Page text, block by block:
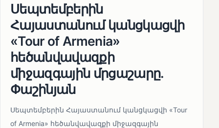
Սեպտեմբերին
Հայաստանում կանցկացվի
«Tour of Armenia»
հեծանվավազքի
միջազգային մրցաշարը.
Փաշինյան
Սեպտեմբերին Հայաստանում կանցկացվի «Tour
of Armenia» հեծանվավազքի միջազգային